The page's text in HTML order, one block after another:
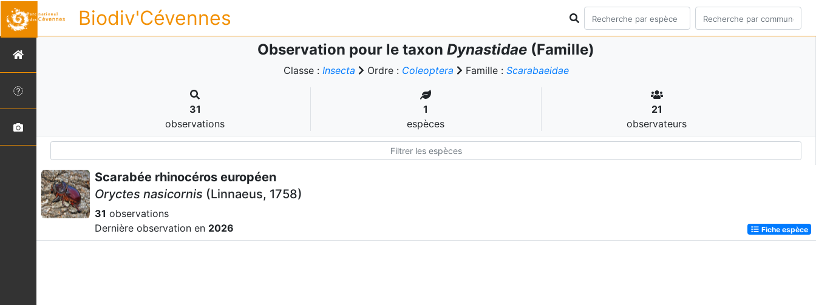
Biodiv'Cévennes
Observation pour le taxon Dynastidae (Famille)
Classe : Insecta Ordre : Coleoptera Famille : Scarabaeidae
31
observations
1
espèces
21
observateurs
Scarabée rhinocéros européen
Oryctes nasicornis (Linnaeus, 1758)
31 observations
Dernière observation en 2026 Fiche espèce